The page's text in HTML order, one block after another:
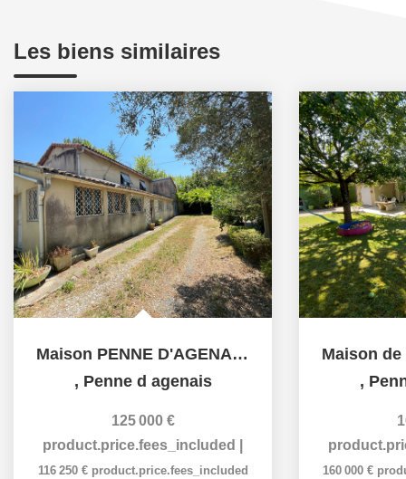
Les biens similaires
Maison PENNE D'AGENAIS 121m² + garages (terrain 11 630m²)
, Penne d agenais
125 000 €
product.price.fees_included
116 250 € product.price.fees_included
,
160 000 €